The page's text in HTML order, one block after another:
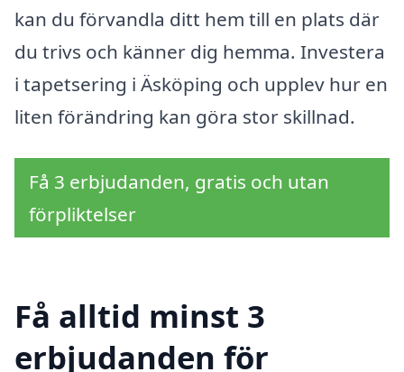
kan du förvandla ditt hem till en plats där
du trivs och känner dig hemma. Investera
i tapetsering i Äsköping och upplev hur en
liten förändring kan göra stor skillnad.
Få 3 erbjudanden, gratis och utan
förpliktelser
Få alltid minst 3
erbjudanden för